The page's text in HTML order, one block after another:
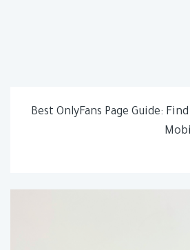
Best OnlyFans Page Guide: